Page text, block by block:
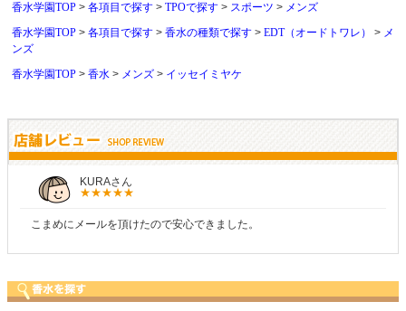
香水学園TOP 各項目で探す TPOで探す スポーツ
メンズ
香水学園TOP
各項目で探す 香水の種類で探す EDT（オードトワレ）
メ
ンズ
香水学園TOP
香水 メンズ イッセイミヤケ
商品が早く届いたのでよかったです。また利用させてもらい